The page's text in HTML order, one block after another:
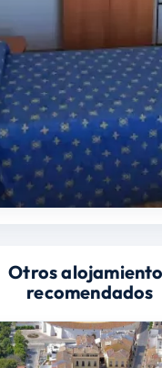
Otros
recomendados